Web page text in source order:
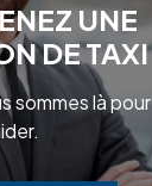
UNE
DE TAXI
sommes là pour